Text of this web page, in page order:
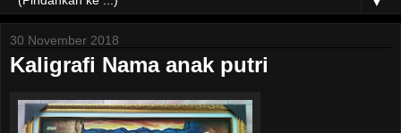
30 November 2018
Kaligrafi Nama anak putri